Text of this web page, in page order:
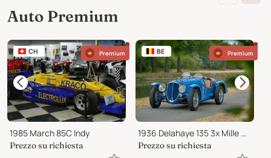
Auto Premium
CH Premium
1985 March 85C Indy
Prezzo su richiesta
BE Premium
1936 Delahaye 135 3x Mille Miglia Entrant and other rallies
Prezzo su richiesta